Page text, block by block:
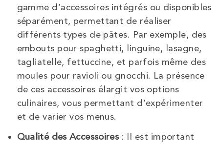
gamme d’accessoires intégrés ou disponibles
séparément, permettant de réaliser
différents types de pâtes. Par exemple, des
embouts pour spaghetti, linguine, lasagne,
tagliatelle, fettuccine, et parfois même des
moules pour ravioli ou gnocchi. La présence
de ces accessoires élargit vos options
culinaires, vous permettant d’expérimenter
et de varier vos menus.
Qualité des Accessoires: Il est important